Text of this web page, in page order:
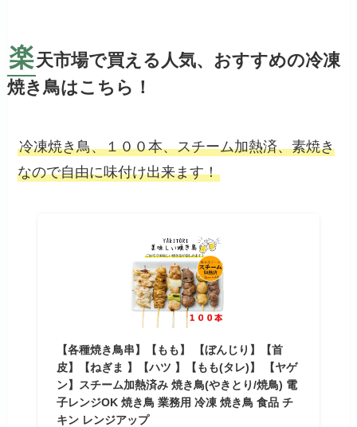
楽天市場で買える人気、おすすめの冷凍
焼き鳥はこちら！
冷凍焼き鳥、１００本、スチーム加熱済、素焼き
なので自由に味付け出来ます！
【各種焼き鳥串】【もも】 【ぼんじり】【首
皮】【ねぎま 】【ハツ 】【もも(タレ)】 【ヤゲ
ン】スチーム加熱済み 焼き鳥(やきとり/焼鳥) 電
子レンジOK 焼き鳥 業務用 冷凍 焼き鳥 食品 チ
キン レンジアップ